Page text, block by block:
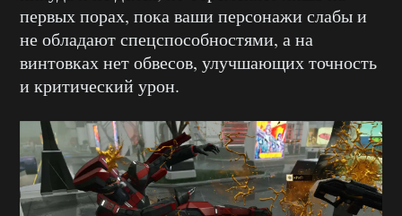
первых порах, пока ваши персонажи слабы и
не обладают спецспособностями, а на
винтовках нет обвесов, улучшающих точность
и критический урон.